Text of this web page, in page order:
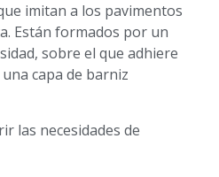
imitan a los pavimentos
Están formados por un
sobre el que adhiere
capa de barniz
las necesidades de